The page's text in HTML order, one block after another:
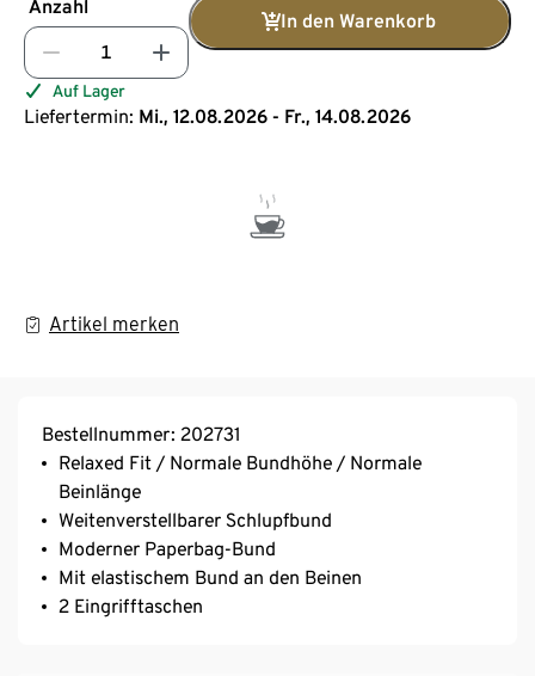
Anzahl
In den Warenkorb
Auf Lager
Liefertermin: Mi., 12.08.2026 - Fr., 14.08.2026
Artikel merken
Bestellnummer: 202731
Relaxed Fit / Normale Bundhöhe / Normale
Beinlänge
Weitenverstellbarer Schlupfbund
Moderner Paperbag-Bund
Mit elastischem Bund an den Beinen
2 Eingrifftaschen